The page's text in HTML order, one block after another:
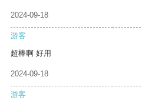
2024-09-18
游客
超棒啊 好用
2024-09-18
游客